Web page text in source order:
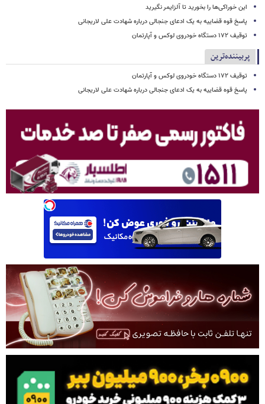
این خوراکی‌ها را بخورید تا آلزایمر نگیرید
پاسخ قوه قضاییه به یک ادعای جنجالی درباره شهادت علی لاریجانی
توقیف ۱۷۲ دستگاه خودروی لوکس و آپارتمان
پربیننده‌ترین
توقیف ۱۷۲ دستگاه خودروی لوکس و آپارتمان
پاسخ قوه قضاییه به یک ادعای جنجالی درباره شهادت علی لاریجانی